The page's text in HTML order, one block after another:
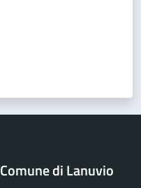
Comune di Lanuvio